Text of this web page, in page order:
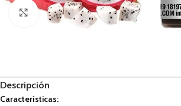
Haga Click para agrandar
Descripción
Características: